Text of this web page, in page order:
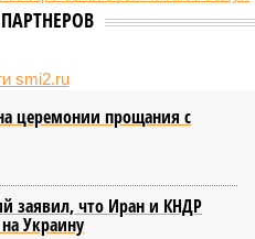
smi2.ru
церемонии прощания с
заявил, что Иран и КНДР
Украину